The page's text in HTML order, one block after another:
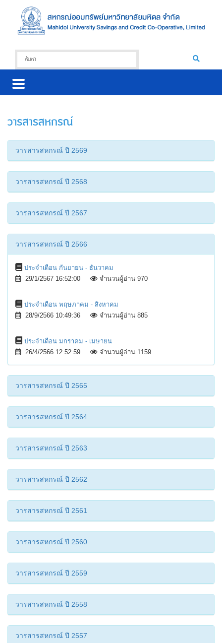
วารสารสหกรณ์
วารสารสหกรณ์ ปี 2569
วารสารสหกรณ์ ปี 2568
วารสารสหกรณ์ ปี 2567
วารสารสหกรณ์ ปี 2566
ประจำเดือน กันยายน - ธันวาคม
29/1/2567 16:52:00
จำนวนผู้อ่าน 970
ประจำเดือน พฤษภาคม - สิงหาคม
28/9/2566 10:49:36
จำนวนผู้อ่าน 885
ประจำเดือน มกราคม - เมษายน
26/4/2566 12:52:59
จำนวนผู้อ่าน 1159
วารสารสหกรณ์ ปี 2565
วารสารสหกรณ์ ปี 2564
วารสารสหกรณ์ ปี 2563
วารสารสหกรณ์ ปี 2562
วารสารสหกรณ์ ปี 2561
วารสารสหกรณ์ ปี 2560
วารสารสหกรณ์ ปี 2559
วารสารสหกรณ์ ปี 2558
วารสารสหกรณ์ ปี 2557